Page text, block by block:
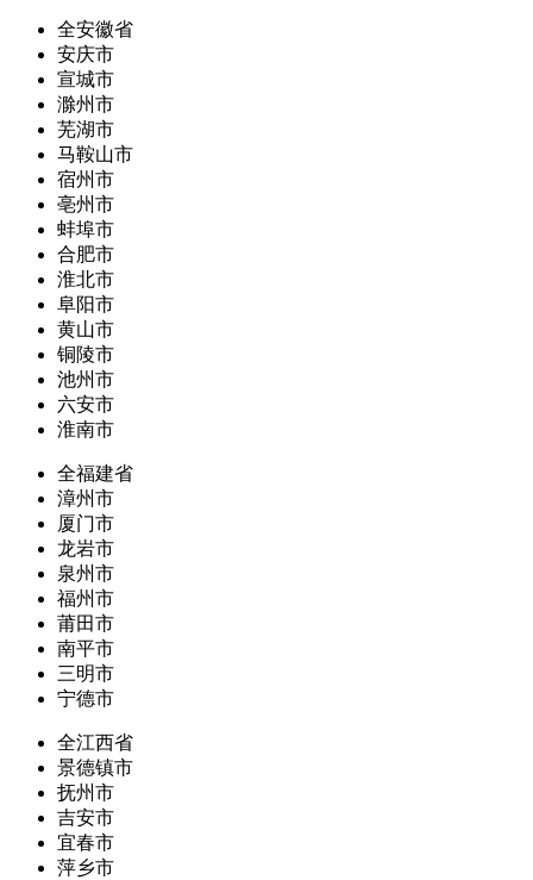
全安徽省
安庆市
宣城市
滁州市
芜湖市
马鞍山市
宿州市
亳州市
蚌埠市
合肥市
淮北市
阜阳市
黄山市
铜陵市
池州市
六安市
淮南市
全福建省
漳州市
厦门市
龙岩市
泉州市
福州市
莆田市
南平市
三明市
宁德市
全江西省
景德镇市
抚州市
吉安市
宜春市
萍乡市